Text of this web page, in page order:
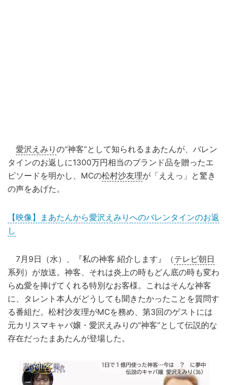
愛沢えみり の“神客”として知られるまあたんが、バレン
タインのお返しに1300万円相当のブランド品を贈ったエ
ピソードを明かし、MCの松村沙友理が「ええっ」と驚き
の声をあげた。
【映像】まあたんから愛沢えみりへのバレンタインのお返
し
7月9日（水）、『私の神客 紹介します』（テレビ朝日
系列）が放送。神客、それは炎上の時もどん底の時も変わ
らぬ愛を捧げてくれる特別なお客様。これはそんな神客
に、タレント本人がどうしても聞きたかったことを質問す
る番組だ。松村沙友理がMCを務め、第3回のゲストには
元カリスマキャバ嬢・愛沢えみりの“神客”として伝説的な
存在だったまあたんが登場した。